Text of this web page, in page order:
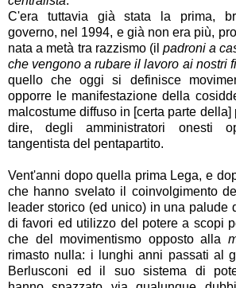
C'era tuttavia già stata la prima,
governo, nel 1994, e già non era più,
nata a metà tra razzismo (il padroni a
che vengono a rubare il lavoro ai nostri
quello che oggi si definisce
opporre le manifestazione della
malcostume diffuso in [certa parte
dire, degli amministratori onesti
tangentista del pentapartito.
Vent'anni dopo quella prima Lega, e
che hanno svelato il coinvolgimento
leader storico (ed unico) in una palude
di favori ed utilizzo del potere a scopi
che del movimentismo opposto alla
rimasto nulla: i lunghi anni passati al
Berlusconi ed il suo sistema di